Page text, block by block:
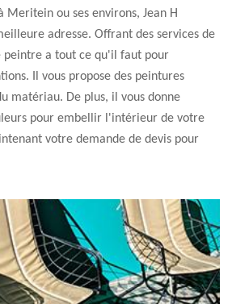
Meritein ou ses environs, Jean H
adresse. Offrant des services de
a tout ce qu'il faut pour
Il vous propose des peintures
matériau. De plus, il vous donne
pour embellir l'intérieur de votre
votre demande de devis pour